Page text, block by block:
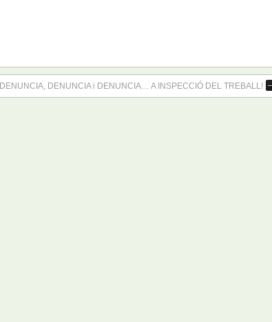
DENUNCIA, DENUNCIA i DENUNCIA… A INSPECCIÓ DEL TREBALL!